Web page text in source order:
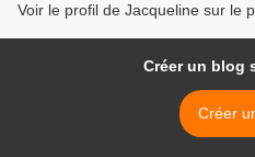
Voir le profil de Jacqueline sur le
Créer un blog
Créer